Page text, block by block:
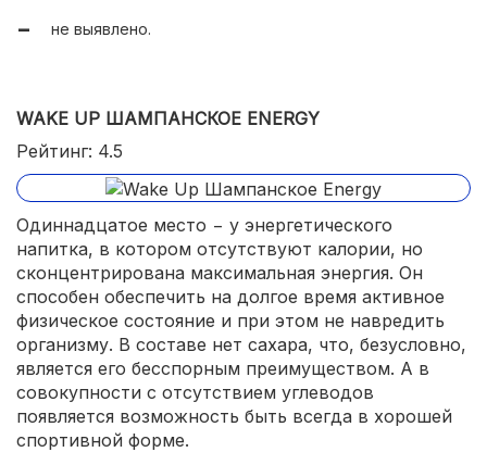
не выявлено.
WAKE UP ШАМПАНСКОЕ ENERGY
Рейтинг: 4.5
Одиннадцатое место − у энергетического
напитка, в котором отсутствуют калории, но
сконцентрирована максимальная энергия. Он
способен обеспечить на долгое время активное
физическое состояние и при этом не навредить
организму. В составе нет сахара, что, безусловно,
является его бесспорным преимуществом. А в
совокупности с отсутствием углеводов
появляется возможность быть всегда в хорошей
спортивной форме.